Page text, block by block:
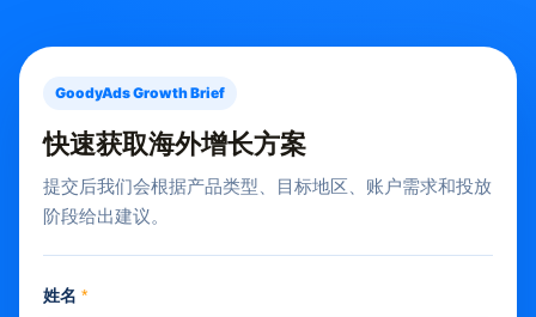
GoodyAds Growth Brief
快速获取海外增长方案
提交后我们会根据产品类型、目标地区、账户需求和投放
阶段给出建议。
姓名 *